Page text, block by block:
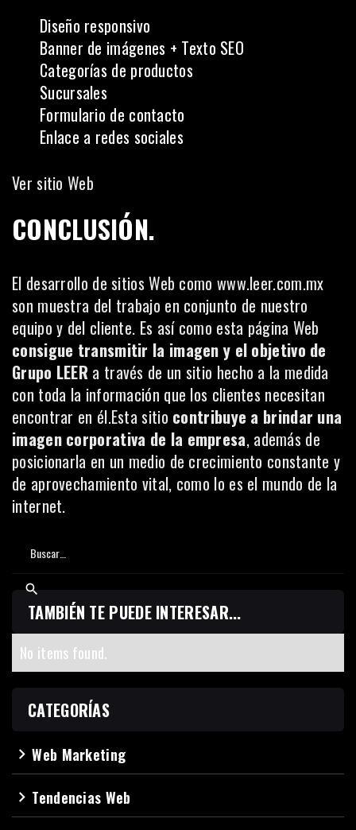
Diseño responsivo
Banner de imágenes + Texto SEO
Categorías de productos
Sucursales
Formulario de contacto
Enlace a redes sociales
Ver sitio Web
CONCLUSIÓN.
El desarrollo de sitios Web como www.leer.com.mx
son muestra del trabajo en conjunto de nuestro
equipo y del cliente. Es así como esta página Web
consigue transmitir la imagen y el objetivo de
Grupo LEER a través de un sitio hecho a la medida
con toda la información que los clientes necesitan
encontrar en él.Esta sitio contribuye a brindar una
imagen corporativa de la empresa, además de
posicionarla en un medio de crecimiento constante y
de aprovechamiento vital, como lo es el mundo de la
internet.
TAMBIÉN TE PUEDE INTERESAR...
No items found.
CATEGORÍAS
navigate_nextWeb Marketing
navigate_next Tendencias Web